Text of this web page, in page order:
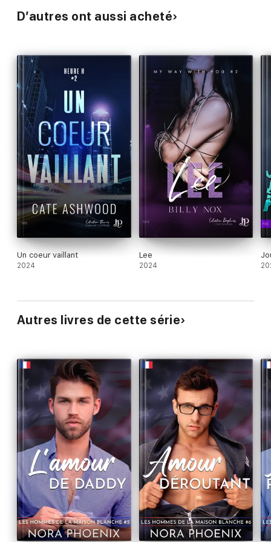
D’autres ont aussi acheté
Un coeur vaillant
2024
Lee
2024
Autres livres de cette série